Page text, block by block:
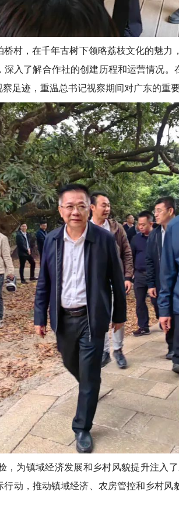
，在千年古树下领略荔枝文化的魅力
入了解合作社的创建历程和运营情况。
足迹，重温总书记视察期间对广东的重
为镇域经济发展和乡村风貌提升注入
动，推动镇域经济、农房管控和乡村